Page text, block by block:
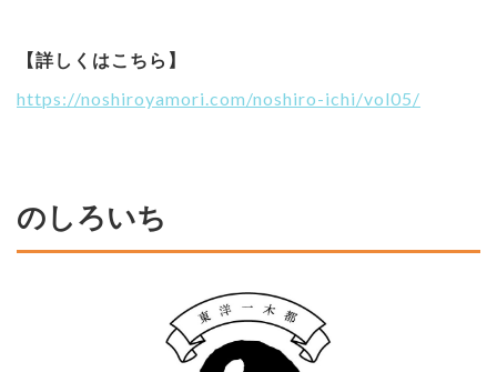
【詳しくはこちら】
https://noshiroyamori.com/noshiro-ichi/vol05/
のしろいち